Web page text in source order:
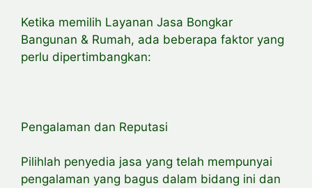
Ketika memilih Layanan Jasa Bongkar
Bangunan & Rumah, ada beberapa faktor yang
perlu dipertimbangkan:
Pengalaman dan Reputasi
Pilihlah penyedia jasa yang telah mempunyai
pengalaman yang bagus dalam bidang ini dan